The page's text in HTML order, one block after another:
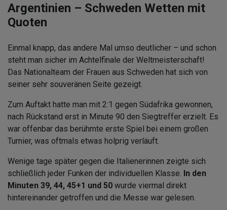
Argentinien – Schweden Wetten mit
Quoten
Einmal knapp, das andere Mal umso deutlicher – und schon
steht man sicher im Achtelfinale der Weltmeisterschaft!
Das Nationalteam der Frauen aus Schweden hat sich von
seiner sehr souveränen Seite gezeigt.
Zum Auftakt hatte man mit 2:1 gegen Südafrika gewonnen,
nach Rückstand erst in Minute 90 den Siegtreffer erzielt. Es
war offenbar das berühmte erste Spiel bei einem großen
Turnier, was oftmals etwas holprig verläuft.
Wenige tage später gegen die Italienerinnen zeigte sich
schließlich jeder Funken der individuellen Klasse. In den
Minuten 39, 44, 45+1 und 50 wurde viermal direkt
hintereinander getroffen und die Messe war gelesen.